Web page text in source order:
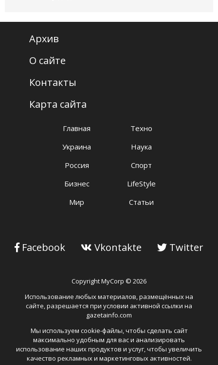
Copyright MyCorp © 2026
Использование любых материалов, размещённых на
сайте, разрешается при условии активной ссылки на
gazetainfo.com
Мы используем cookie-файлы, чтобы сделать сайт
максимально удобным для вас и анализировать
использование наших продуктов и услуг, чтобы увеличить
качество рекламных и маркетинговых активностей.
Главная
Украина
Россия
Бизнес
Мир
Техно
Наука
Спорт
LifeStyle
Статьи
Facebook Vkontakte Twitter
Архив
О сайте
Контакты
Карта сайта